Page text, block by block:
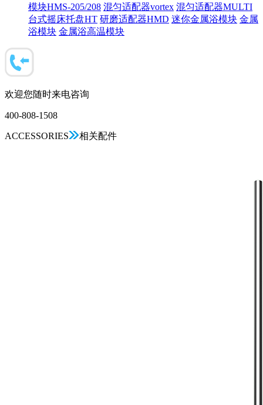
模块HMS-205/208 混匀适配器vortex 混匀适配器MULTI
台式摇床托盘HT 研磨适配器HMD 迷你金属浴模块 金属
浴模块 金属浴高温模块
欢迎您随时来电咨询
400-808-1508
ACCESSORIES 相关配件